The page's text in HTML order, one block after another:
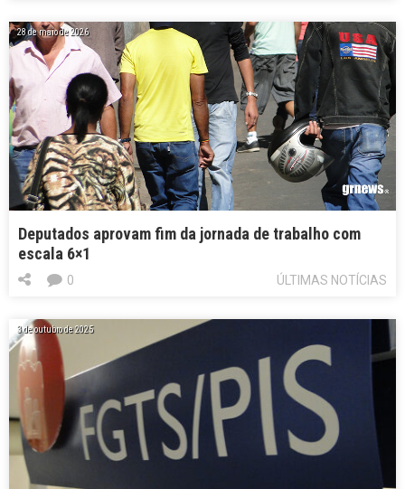
28 de maio de 2026
Deputados aprovam fim da jornada de trabalho com
escala 6×1
ÚLTIMAS NOTÍCIAS
0
3 de outubro de 2025